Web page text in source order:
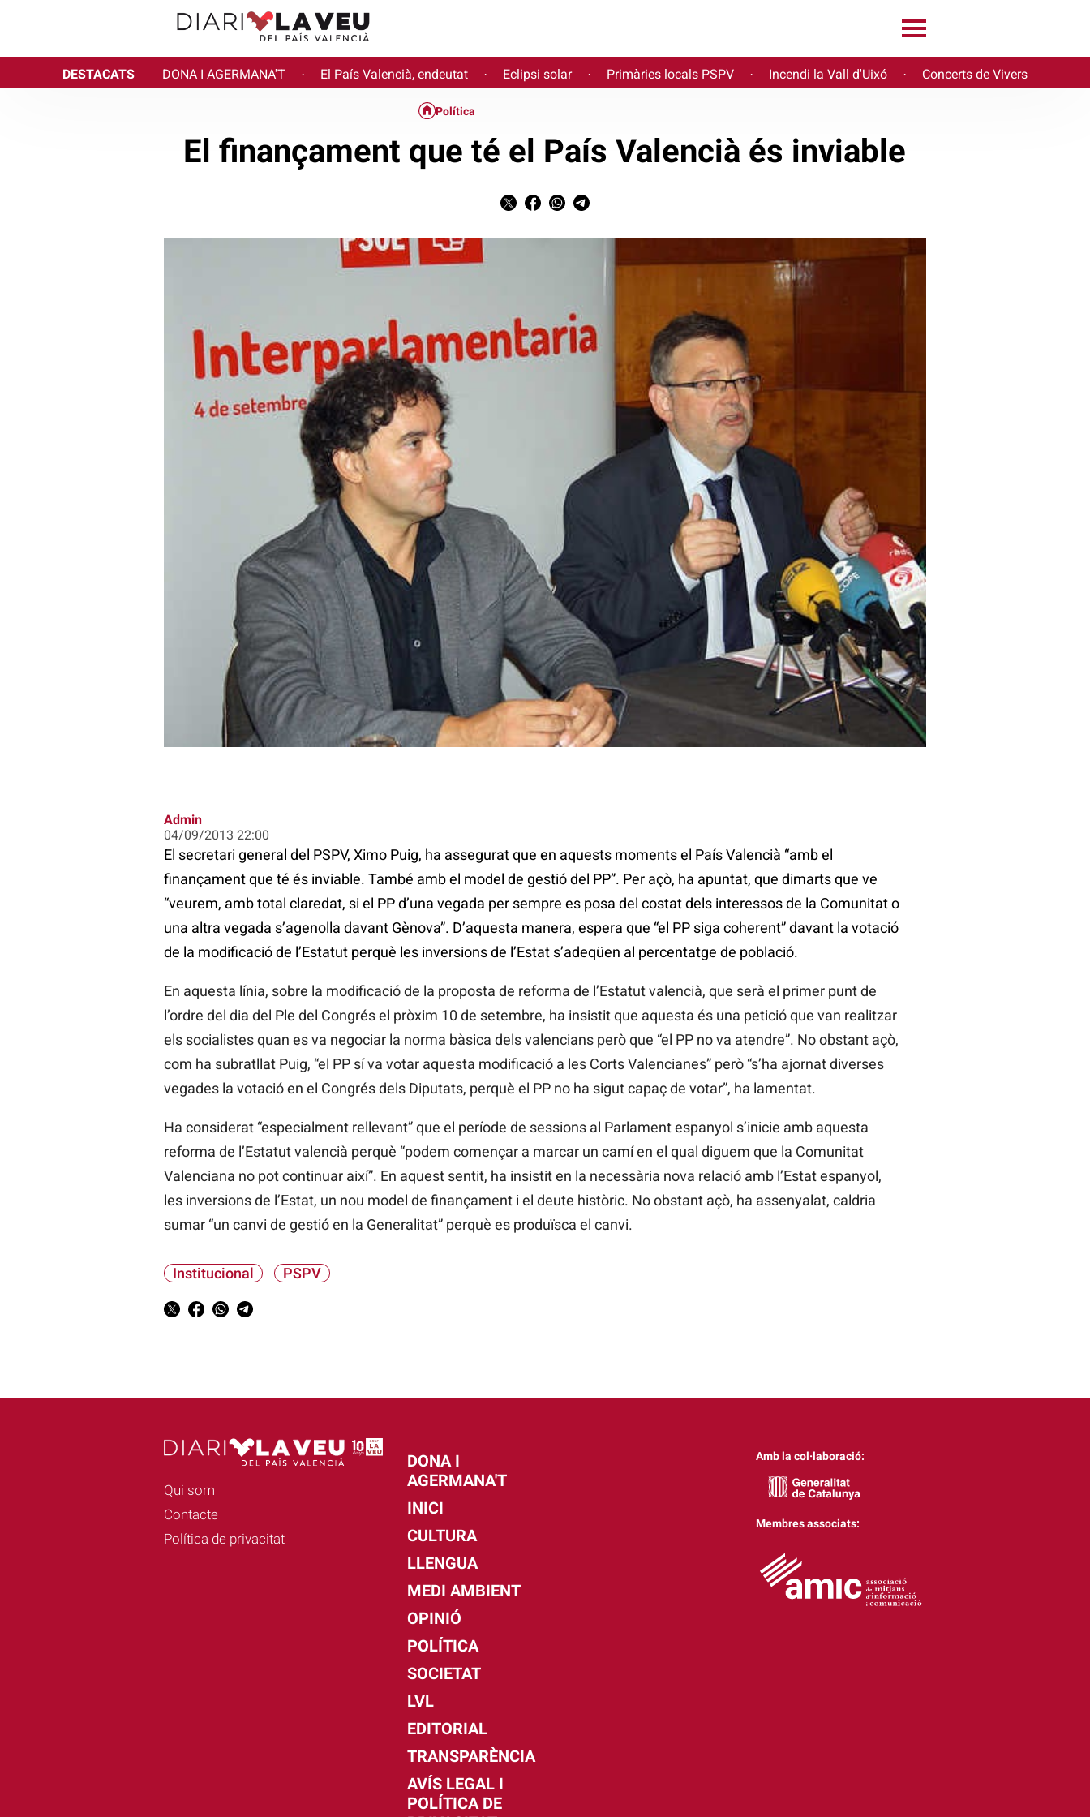
DESTACATS DONA I AGERMANA'T · El País Valencià, endeutat · Eclipsi solar · Primàries locals PSPV · Incendi la Vall d'Uixó · Concerts de Vivers
Política
El finançament que té el País Valencià és inviable
Admin
04/09/2013 22:00
El secretari general del PSPV, Ximo Puig, ha assegurat que en aquests moments el País Valencià “amb el
finançament que té és inviable. També amb el model de gestió del PP”. Per açò, ha apuntat, que dimarts que ve
“veurem, amb total claredat, si el PP d’una vegada per sempre es posa del costat dels interessos de la Comunitat o
una altra vegada s’agenolla davant Gènova”. D’aquesta manera, espera que “el PP siga coherent” davant la votació
de la modificació de l’Estatut perquè les inversions de l’Estat s’adeqüen al percentatge de població.
En aquesta línia, sobre la modificació de la proposta de reforma de l’Estatut valencià, que serà el primer punt de
l’ordre del dia del Ple del Congrés el pròxim 10 de setembre, ha insistit que aquesta és una petició que van realitzar
els socialistes quan es va negociar la norma bàsica dels valencians però que “el PP no va atendre”. No obstant açò,
com ha subratllat Puig, “el PP sí va votar aquesta modificació a les Corts Valencianes” però “s’ha ajornat diverses
vegades la votació en el Congrés dels Diputats, perquè el PP no ha sigut capaç de votar”, ha lamentat.
Ha considerat “especialment rellevant” que el període de sessions al Parlament espanyol s’inicie amb aquesta
reforma de l’Estatut valencià perquè “podem començar a marcar un camí en el qual diguem que la Comunitat
Valenciana no pot continuar així”. En aquest sentit, ha insistit en la necessària nova relació amb l’Estat espanyol,
les inversions de l’Estat, un nou model de finançament i el deute històric. No obstant açò, ha assenyalat, caldria
sumar “un canvi de gestió en la Generalitat” perquè es produïsca el canvi.
Institucional PSPV
Qui som
Contacte
Política de privacitat
DONA I
AGERMANA'T
INICI
CULTURA
LLENGUA
MEDI AMBIENT
OPINIÓ
POLÍTICA
SOCIETAT
LVL
EDITORIAL
TRANSPARÈNCIA
AVÍS LEGAL I
POLÍTICA DE
Amb la col·laboració:
Membres associats: